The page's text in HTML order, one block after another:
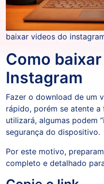
baixar videos do
Como
Instagram
Fazer o download de um
rápido, porém se atente
utilizará, algumas podem
segurança do dispositivo.
Por este motivo,
completo e detalhado